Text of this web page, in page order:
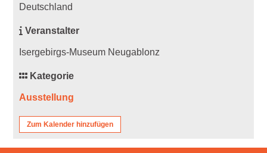
Deutschland
Veranstalter
Isergebirgs-Museum Neugablonz
Kategorie
Ausstellung
Zum Kalender hinzufügen